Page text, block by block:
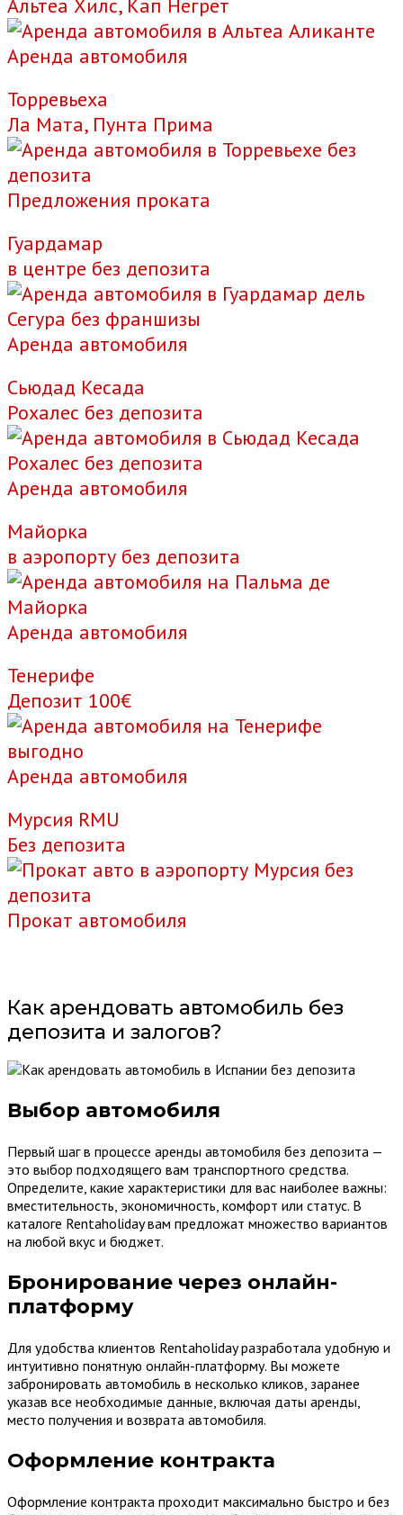
Альтеа Хилс, Кап Негрет
Аренда автомобиля
Торревьеха
Ла Мата, Пунта Прима
Предложения проката
Гуардамар
в центре без депозита
Аренда автомобиля
Сьюдад Кесада
Рохалес без депозита
Аренда автомобиля
Майорка
в аэропорту без депозита
Аренда автомобиля
Тенерифе
Депозит 100€
Аренда автомобиля
Мурсия RMU
Без депозита
Прокат автомобиля
Как арендовать автомобиль без
депозита и залогов?
Выбор автомобиля
Первый шаг в процессе аренды автомобиля без депозита —
это выбор подходящего вам транспортного средства.
Определите, какие характеристики для вас наиболее важны:
вместительность, экономичность, комфорт или статус. В
каталоге Rentaholiday вам предложат множество вариантов
на любой вкус и бюджет.
Бронирование через онлайн-
платформу
Для удобства клиентов Rentaholiday разработала удобную и
интуитивно понятную онлайн-платформу. Вы можете
забронировать автомобиль в несколько кликов, заранее
указав все необходимые данные, включая даты аренды,
место получения и возврата автомобиля.
Оформление контракта
Оформление контракта проходит максимально быстро и без